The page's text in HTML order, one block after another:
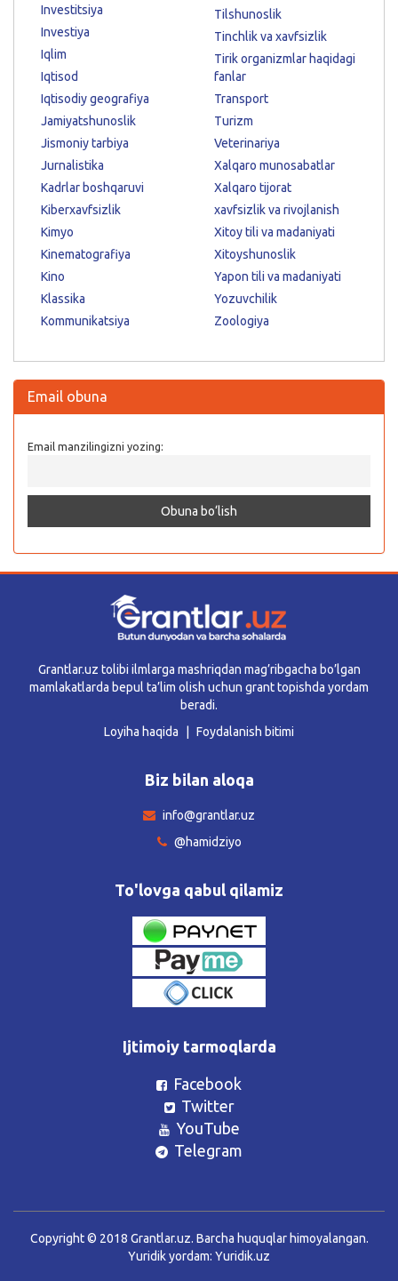
Investitsiya
Investiya
Iqlim
Iqtisod
Iqtisodiy geografiya
Jamiyatshunoslik
Jismoniy tarbiya
Jurnalistika
Kadrlar boshqaruvi
Kiberxavfsizlik
Kimyo
Kinematografiya
Kino
Klassika
Kommunikatsiya
Tilshunoslik
Tinchlik va xavfsizlik
Tirik organizmlar haqidagi
fanlar
Transport
Turizm
Veterinariya
Xalqaro munosabatlar
Xalqaro tijorat
xavfsizlik va rivojlanish
Xitoy tili va madaniyati
Xitoyshunoslik
Yapon tili va madaniyati
Yozuvchilik
Zoologiya
Email obuna
Email manzilingizni yozing:
Grantlar.uz tolibi ilmlarga mashriqdan mag’ribgacha bo’lgan
mamlakatlarda bepul ta’lim olish uchun grant topishda yordam
beradi.
Loyiha haqida
Foydalanish bitimi
Biz bilan aloqa
info@grantlar.uz
@hamidziyo
To'lovga qabul qilamiz
Ijtimoiy tarmoqlarda
Facebook
Twitter
YouTube
Telegram
Copyright © 2018 Grantlar.uz. Barcha huquqlar himoyalangan.
Yuridik yordam: Yuridik.uz